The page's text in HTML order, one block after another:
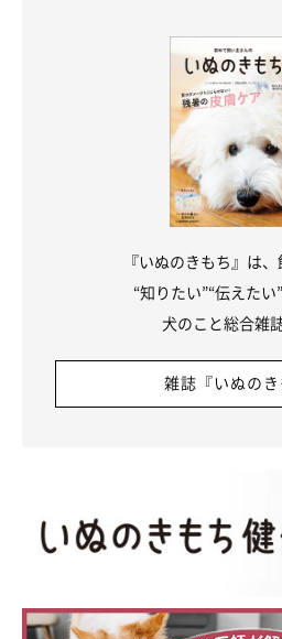
『いぬのきもち』は
“知りたい”“伝えたい
犬のこと総合雑
雑誌『いぬのき